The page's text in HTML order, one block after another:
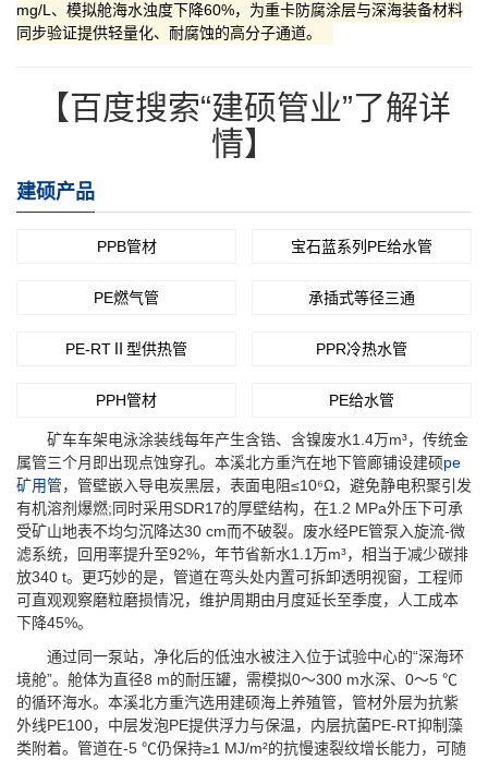
mg/L、模拟舱海水浊度下降60%，为重卡防腐涂层与深海装备材料
同步验证提供轻量化、耐腐蚀的高分子通道。
【百度搜索“建硕管业”了解详
情】
建硕产品
PPB管材 宝石蓝系列PE给水管
PE燃气管 承插式等径三通
PE-RTⅡ型供热管 PPR冷热水管
PPH管材 PE给水管
矿车车架电泳涂装线每年产生含锆、含镍废水1.4万m³，传统金
属管三个月即出现点蚀穿孔。本溪北方重汽在地下管廊铺设建硕pe
矿用管，管壁嵌入导电炭黑层，表面电阻≤10⁶Ω，避免静电积聚引发
有机溶剂爆燃;同时采用SDR17的厚壁结构，在1.2 MPa外压下可承
受矿山地表不均匀沉降达30 cm而不破裂。废水经PE管泵入旋流-微
滤系统，回用率提升至92%，年节省新水1.1万m³，相当于减少碳排
放340 t。更巧妙的是，管道在弯头处内置可拆卸透明视窗，工程师
可直观观察磨粒磨损情况，维护周期由月度延长至季度，人工成本
下降45%。
通过同一泵站，净化后的低浊水被注入位于试验中心的“深海环
境舱”。舱体为直径8 m的耐压罐，需模拟0～300 m水深、0～5 ℃
的循环海水。本溪北方重汽选用建硕海上养殖管，管材外层为抗紫
外线PE100，中层发泡PE提供浮力与保温，内层抗菌PE-RT抑制藻
类附着。管道在-5 ℃仍保持≥1 MJ/m²的抗慢速裂纹增长能力，可随